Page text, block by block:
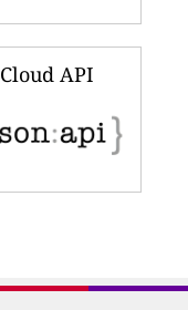
Cloud API